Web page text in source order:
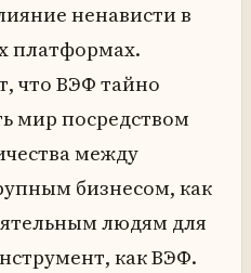
ненависти в
платформах.
что ВЭФ тайно
мир посредством
между
бизнесом, как
людям для
как ВЭФ.